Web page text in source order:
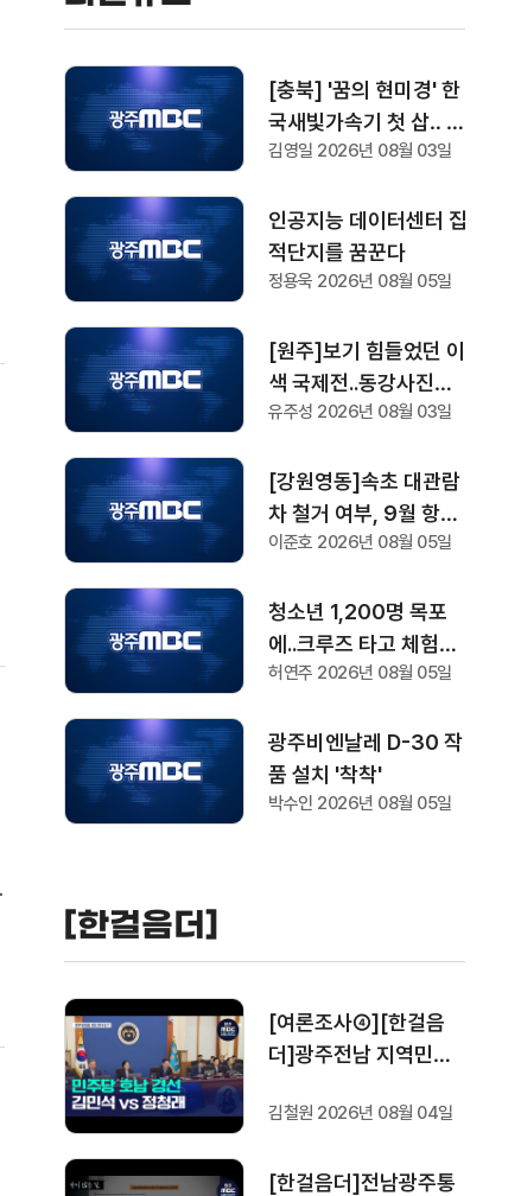
[충북] '꿈의 현미경' 한
국새빛가속기 첫 삽‥ 1
조 1천억 들여 2029년
김영일 2026년 08월 03일
인공지능 데이터센터 집
적단지를 꿈꾼다
정용욱 2026년 08월 05일
[원주]보기 힘들었던 이
색 국제전..동강사진제
관람객 몰이 '시동'
유주성 2026년 08월 03일
[강원영동]속초 대관람
차 철거 여부, 9월 항소
심 현장 검증 '분수령'
이준호 2026년 08월 05일
청소년 1,200명 목포
에..크루즈 타고 체험하
는 RCY캠프 개막
허연주 2026년 08월 05일
광주비엔날레 D-30 작
품 설치 '착착'
박수인 2026년 08월 05일
[한걸음더]
[여론조사④][한걸음
더]광주전남 지역민들
할까.. 변수는?
김철원 2026년 08월 04일
[한걸음더]전남광주통